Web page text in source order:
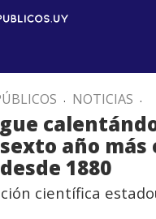
. NOTICIAS .
año más
1880
científica